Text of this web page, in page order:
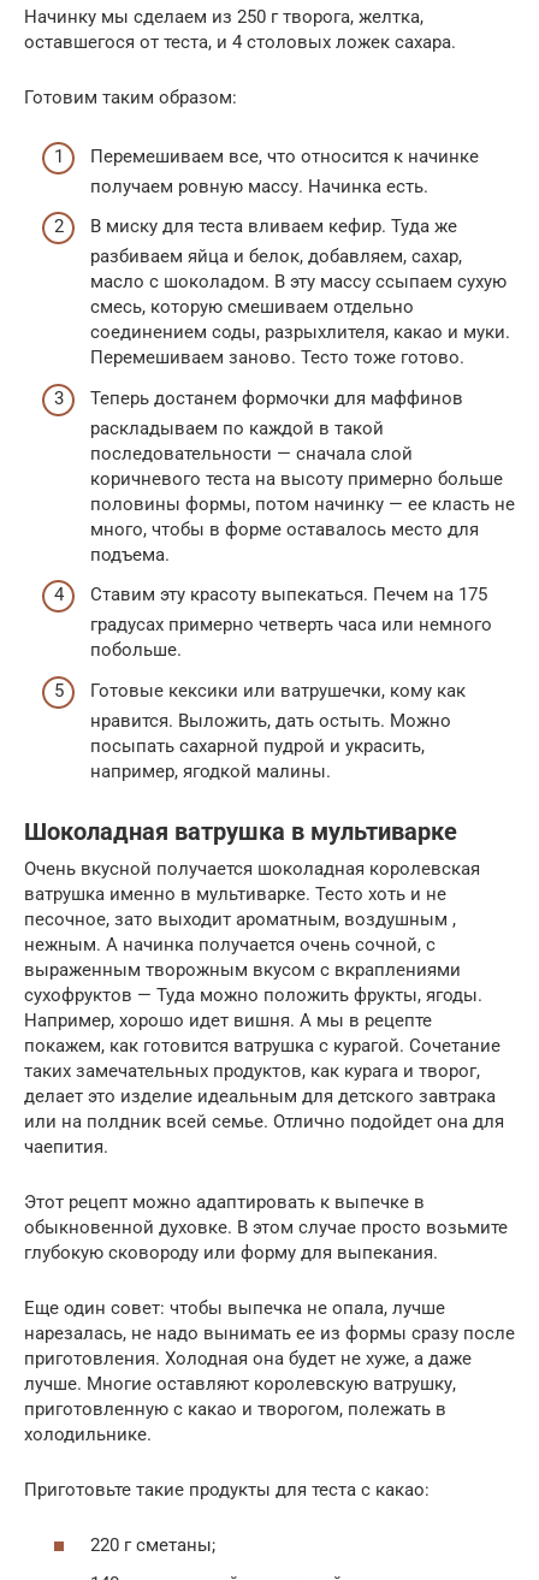
Начинку мы сделаем из 250 г творога, желтка,
оставшегося от теста, и 4 столовых ложек сахара.
Готовим таким образом:
Перемешиваем все, что относится к начинке
получаем ровную массу. Начинка есть.
В миску для теста вливаем кефир. Туда же
разбиваем яйца и белок, добавляем, сахар,
масло с шоколадом. В эту массу ссыпаем сухую
смесь, которую смешиваем отдельно
соединением соды, разрыхлителя, какао и муки.
Перемешиваем заново. Тесто тоже готово.
Теперь достанем формочки для маффинов
раскладываем по каждой в такой
последовательности — сначала слой
коричневого теста на высоту примерно больше
половины формы, потом начинку — ее класть не
много, чтобы в форме оставалось место для
подъема.
Ставим эту красоту выпекаться. Печем на 175
градусах примерно четверть часа или немного
побольше.
Готовые кексики или ватрушечки, кому как
нравится. Выложить, дать остыть. Можно
посыпать сахарной пудрой и украсить,
например, ягодкой малины.
Шоколадная ватрушка в мультиварке
Очень вкусной получается шоколадная королевская
ватрушка именно в мультиварке. Тесто хоть и не
песочное, зато выходит ароматным, воздушным ,
нежным. А начинка получается очень сочной, с
выраженным творожным вкусом с вкраплениями
сухофруктов — Туда можно положить фрукты, ягоды.
Например, хорошо идет вишня. А мы в рецепте
покажем, как готовится ватрушка с курагой. Сочетание
таких замечательных продуктов, как курага и творог,
делает это изделие идеальным для детского завтрака
или на полдник всей семье. Отлично подойдет она для
чаепития.
Этот рецепт можно адаптировать к выпечке в
обыкновенной духовке. В этом случае просто возьмите
глубокую сковороду или форму для выпекания.
Еще один совет: чтобы выпечка не опала, лучше
нарезалась, не надо вынимать ее из формы сразу после
приготовления. Холодная она будет не хуже, а даже
лучше. Многие оставляют королевскую ватрушку,
приготовленную с какао и творогом, полежать в
холодильнике.
Приготовьте такие продукты для теста с какао:
220 г сметаны;